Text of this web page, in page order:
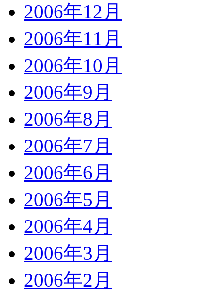
2006年12月
2006年11月
2006年10月
2006年9月
2006年8月
2006年7月
2006年6月
2006年5月
2006年4月
2006年3月
2006年2月